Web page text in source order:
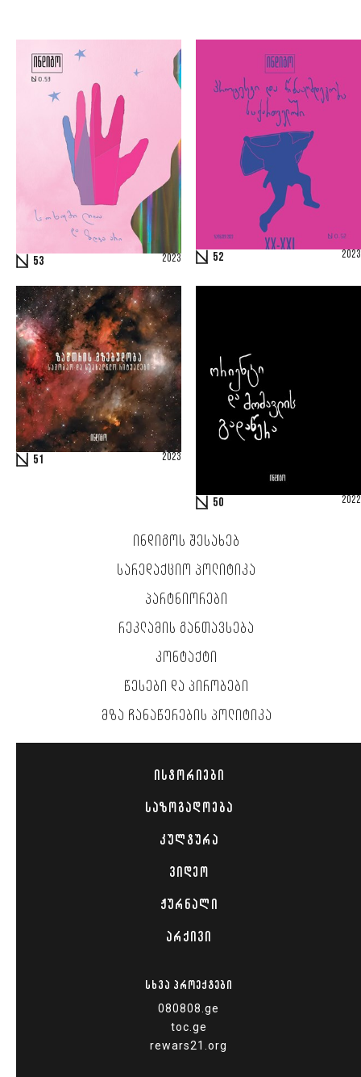
53 2023 52 2023
51 2023
50 2022
ᲘᲜᲓᲘᲒᲝᲡ ᲨᲔᲡᲐᲮᲔᲑ
ᲡᲐᲠᲔᲓᲐᲥᲪᲘᲝ ᲞᲝᲚᲘᲢᲘᲙᲐ
ᲞᲐᲠᲢᲜᲘᲝᲠᲔᲑᲘ
ᲠᲔᲙᲚᲐᲛᲘᲡ ᲒᲐᲜᲗᲐᲕᲡᲔᲑᲐ
ᲙᲝᲜᲢᲐᲥᲢᲘ
ᲬᲔᲡᲔᲑᲘ ᲓᲐ ᲞᲘᲠᲝᲑᲔᲑᲘ
ᲛᲖᲐ ᲩᲐᲜᲐᲬᲔᲠᲔᲑᲘᲡ ᲞᲝᲚᲘᲢᲘᲙᲐ
ᲘᲡᲢᲝᲠᲘᲔᲑᲘ
ᲡᲐᲖᲝᲒᲐᲓᲝᲔᲑᲐ
ᲙᲣᲚᲢᲣᲠᲐ
ᲕᲘᲓᲔᲝ
ᲟᲣᲠᲜᲐᲚᲘ
ᲐᲠᲥᲘᲕᲘ
ᲡᲮᲕᲐ ᲞᲠᲝᲔᲥᲢᲔᲑᲘ
080808.ge
toc.ge
rewars21.org